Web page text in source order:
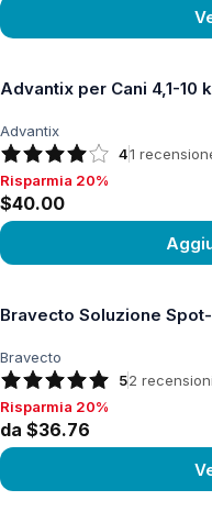
Advantix per Cani 4,1-10
Advantix
41
Risparmia 20%, $40.00
Risparmia 20%
$40.00
Bravecto Soluzione
Bravecto
52 recensioni
Risparmia 20%, da
Risparmia 20%
da $36.76